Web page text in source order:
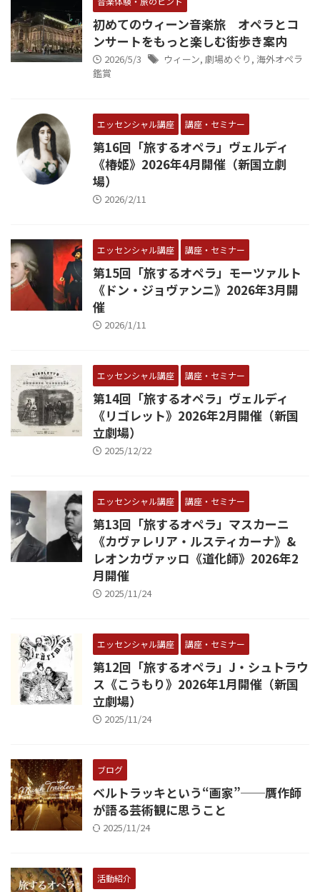
初めてのウィーン音楽旅 オペラとコ
ンサートをもっと楽しむ街歩き案内
2026/5/3 ウィーン, 劇場めぐり , 海外オペラ
鑑賞
エッセンシャル講座 講座・セミナー
第16回「旅するオペラ」ヴェルディ
《椿姫》2026年4月開催（新国立劇
場）
2026/2/11
エッセンシャル講座 講座・セミナー
第15回「旅するオペラ」モーツァルト
《ドン・ジョヴァンニ》2026年3月開
催
2026/1/11
エッセンシャル講座 講座・セミナー
第14回「旅するオペラ」ヴェルディ
《リゴレット》2026年2月開催（新国
立劇場）
2025/12/22
エッセンシャル講座 講座・セミナー
第13回「旅するオペラ」マスカーニ
《カヴァレリア・ルスティカーナ》&
レオンカヴァッロ《道化師》2026年2
月開催
2025/11/24
エッセンシャル講座 講座・セミナー
第12回「旅するオペラ」J・シュトラウ
ス《こうもり》2026年1月開催（新国
立劇場）
2025/11/24
ブログ
ベルトラッキという“画家”──贋作師
が語る芸術観に思うこと
2025/11/24
活動紹介